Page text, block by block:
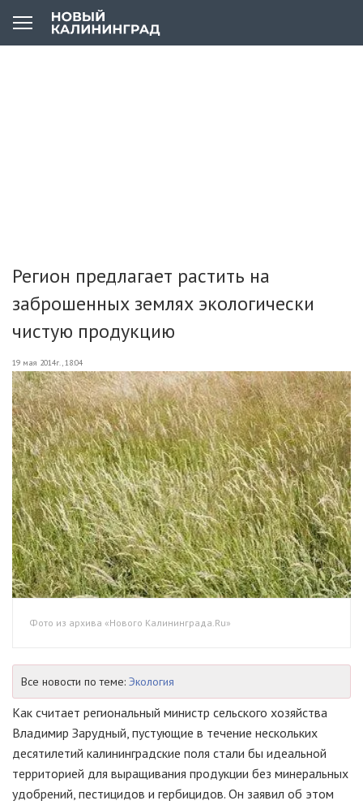
Регион предлагает растить на
заброшенных землях экологически
чистую продукцию
19 мая 2014г., 18:04
Фото из архива «Нового Калининграда.Ru»
Все новости по теме: Экология
Как считает региональный министр сельского хозяйства
Владимир Зарудный, пустующие в течение нескольких
десятилетий калининградские поля стали бы идеальной
территорией для выращивания продукции без минеральных
удобрений, пестицидов и гербицидов. Он заявил об этом